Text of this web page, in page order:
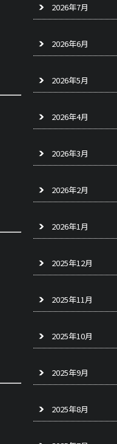
2026年7月
2026年6月
2026年5月
2026年4月
2026年3月
2026年2月
2026年1月
2025年12月
2025年11月
2025年10月
2025年9月
2025年8月